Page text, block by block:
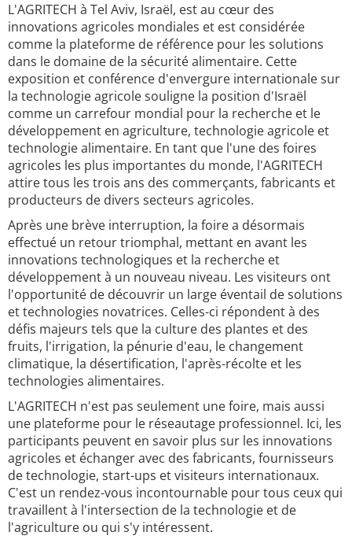
L'AGRITECH à Tel Aviv, Israël, est au cœur des
innovations agricoles mondiales et est considérée
comme la plateforme de référence pour les solutions
dans le domaine de la sécurité alimentaire. Cette
exposition et conférence d'envergure internationale sur
la technologie agricole souligne la position d'Israël
comme un carrefour mondial pour la recherche et le
développement en agriculture, technologie agricole et
technologie alimentaire. En tant que l'une des foires
agricoles les plus importantes du monde, l'AGRITECH
attire tous les trois ans des commerçants, fabricants et
producteurs de divers secteurs agricoles.
Après une brève interruption, la foire a désormais
effectué un retour triomphal, mettant en avant les
innovations technologiques et la recherche et
développement à un nouveau niveau. Les visiteurs ont
l'opportunité de découvrir un large éventail de solutions
et technologies novatrices. Celles-ci répondent à des
défis majeurs tels que la culture des plantes et des
fruits, l'irrigation, la pénurie d'eau, le changement
climatique, la désertification, l'après-récolte et les
technologies alimentaires.
L'AGRITECH n'est pas seulement une foire, mais aussi
une plateforme pour le réseautage professionnel. Ici, les
participants peuvent en savoir plus sur les innovations
agricoles et échanger avec des fabricants, fournisseurs
de technologie, start-ups et visiteurs internationaux.
C'est un rendez-vous incontournable pour tous ceux qui
travaillent à l'intersection de la technologie et de
l'agriculture ou qui s'y intéressent.